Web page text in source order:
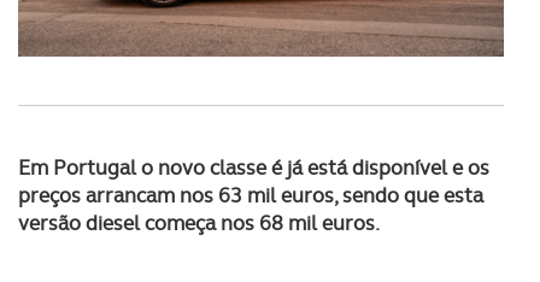
Em Portugal o novo classe é já está disponível e os
preços arrancam nos 63 mil euros, sendo que esta
versão diesel começa nos 68 mil euros.